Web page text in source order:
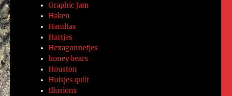
Graphic Jam
Haken
Handtas
Hartjes
Hexagonnetjes
honey bears
Houston
Huisjes quilt
Illusions